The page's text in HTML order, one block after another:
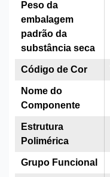
Peso da
embalagem
padrão da
substância seca
Código de Cor
Nome do
Componente
Estrutura
Polimérica
Grupo Funcional